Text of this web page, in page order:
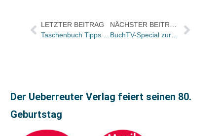
LETZTER BEITRAG
Der Ueberreuter Verlag feiert seinen 80.
Geburtstag